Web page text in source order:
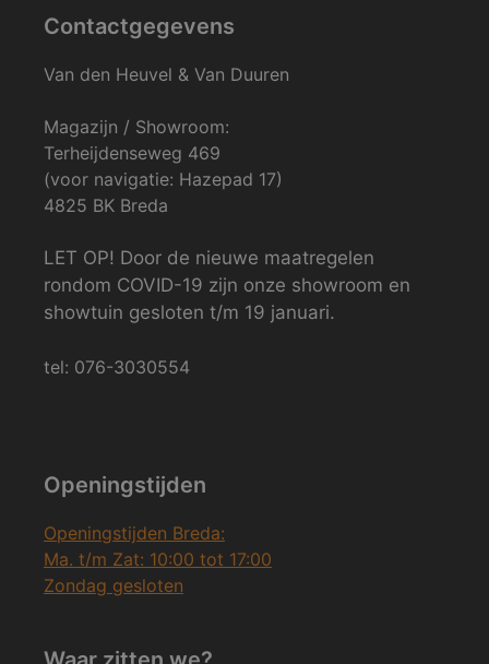
Contactgegevens
Van den Heuvel & Van Duuren
Magazijn / Showroom:
Terheijdenseweg 469
(voor navigatie: Hazepad 17)
4825 BK Breda
LET OP! Door de nieuwe maatregelen
rondom COVID-19 zijn onze showroom en
showtuin gesloten t/m 19 januari.
tel: 076-3030554
Openingstijden
Openingstijden Breda:
Ma. t/m Zat: 10:00 tot 17:00
Zondag gesloten